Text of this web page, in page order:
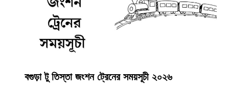
বগুড়া টু তিস্তা জংশন ট্রেনের সময়সূচী ২০২৬